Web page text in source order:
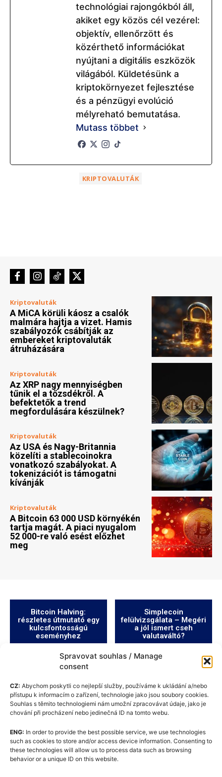
Spravovat souhlas / Manage
consent
CZ: Abychom poskytli co nejlepší služby, používáme k ukládání a/nebo
přístupu k informacím o zařízení, technologie jako jsou soubory cookies.
Souhlas s těmito technologiemi nám umožní zpracovávat údaje, jako je
chování při procházení nebo jedinečná ID na tomto webu.
ENG: In order to provide the best possible service, we use technologies
such as cookies to store and/or access device information. Consenting to
these technologies will allow us to process data such as browsing
behavior or a unique ID on this website.
technológiai rajongókból áll,
akiket egy közös cél vezérel:
objektív, ellenőrzött és
közérthető információkat
nyújtani a digitális eszközök
világából. Küldetésünk a
kriptokörnyezet fejlesztése
és a pénzügyi evolúció
mélyreható bemutatása.
Mutass többet
KRIPTOVALUTÁK
Kriptovaluták
A MiCA körüli káosz a csalók
malmára hajtja a vizet. Hamis
szabályozók csábítják az
embereket kriptovaluták
átruházására
Kriptovaluták
Az XRP nagy mennyiségben
tűnik el a tőzsdékről. A
befektetők a trend
megfordulására készülnek?
Kriptovaluták
Az USA és Nagy-Britannia
közelíti a stablecoinokra
vonatkozó szabályokat. A
tokenizációt is támogatni
kívánják
Kriptovaluták
A Bitcoin 63 000 USD környékén
tartja magát. A piaci nyugalom
52 000-re való esést előzhet
meg
Bitcoin Halving:
részletes útmutató egy
kulcsfontosságú
eseményhez
Simplecoin
felülvizsgálata – Megéri
a jól ismert cseh
valutaváltó?
Cookie-szabályzat (EU)